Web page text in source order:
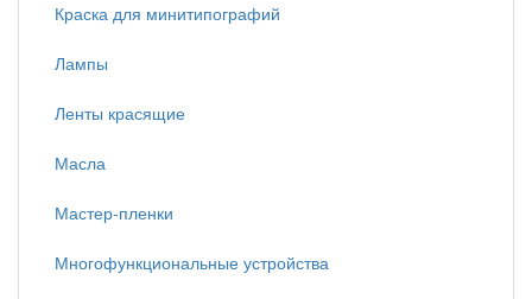
Краска для минитипографий
Лампы
Ленты красящие
Масла
Мастер-пленки
Многофункциональные устройства